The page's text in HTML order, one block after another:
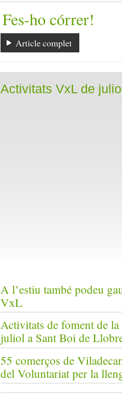
Fes-ho córrer!
Article complet
Activitats VxL de
A l’estiu també podeu
VxL
Activitats de foment de la
juliol a Sant Boi de
55 comerços de
del Voluntariat per la